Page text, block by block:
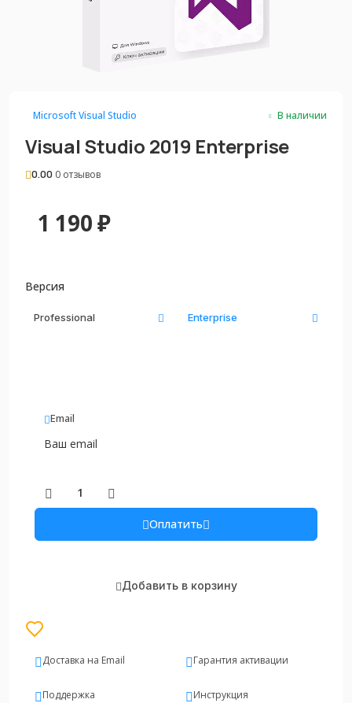
Microsoft Visual Studio В наличии
Visual Studio 2019 Enterprise
0.00 0 отзывов
1 190₽
Версия
Professional Enterprise
Email
Оплатить
Добавить в корзину
Доставка на Email Гарантия активации
Поддержка Инструкция